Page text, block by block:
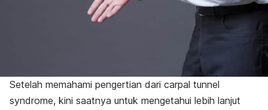
Setelah memahami pengertian dari carpal tunnel
syndrome, kini saatnya untuk mengetahui lebih lanjut